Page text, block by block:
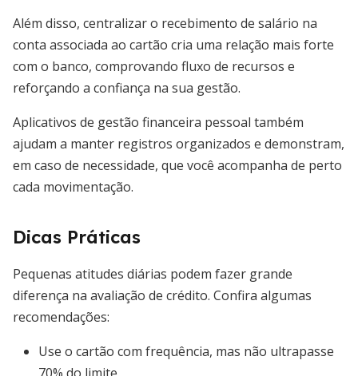
Além disso, centralizar o recebimento de salário na
conta associada ao cartão cria uma relação mais forte
com o banco, comprovando fluxo de recursos e
reforçando a confiança na sua gestão.
Aplicativos de gestão financeira pessoal também
ajudam a manter registros organizados e demonstram,
em caso de necessidade, que você acompanha de perto
cada movimentação.
Dicas Práticas
Pequenas atitudes diárias podem fazer grande
diferença na avaliação de crédito. Confira algumas
recomendações:
Use o cartão com frequência, mas não ultrapasse